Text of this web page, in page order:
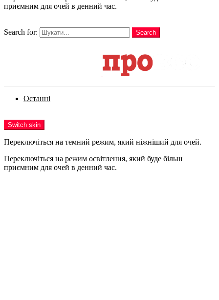
приємним для очей в денний час.
Search for:
Search
Останні
Switch skin
Переключіться на темний режим, який ніжніший для очей.
Переключіться на режим освітлення, який буде більш
приємним для очей в денний час.